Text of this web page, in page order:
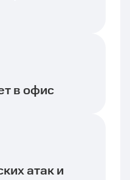
в офис
атак и